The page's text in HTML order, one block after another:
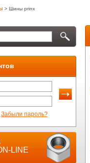
> Шины prinx
Забыли пароль?
LINE